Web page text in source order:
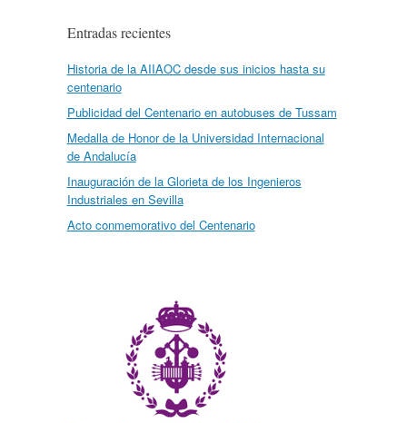
Entradas recientes
Historia de la AIIAOC desde sus inicios hasta su
centenario
Publicidad del Centenario en autobuses de Tussam
Medalla de Honor de la Universidad Internacional
de Andalucía
Inauguración de la Glorieta de los Ingenieros
Industriales en Sevilla
Acto conmemorativo del Centenario